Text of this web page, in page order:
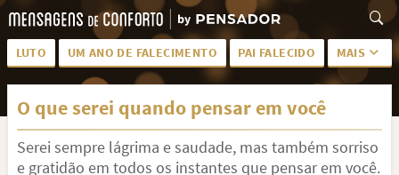
LUTO UM ANO DE FALECIMENTO PAI FALECIDO MAIS
LUTO PARA AMIGA PALAVRAS
SAUDADES DA MÃE
PÊSAMES PARA AMIGA DESCANSE EM PAZ
O que serei quando pensar em você
Serei sempre lágrima e saudade, mas também sorriso
e gratidão em todos os instantes que pensar em você.